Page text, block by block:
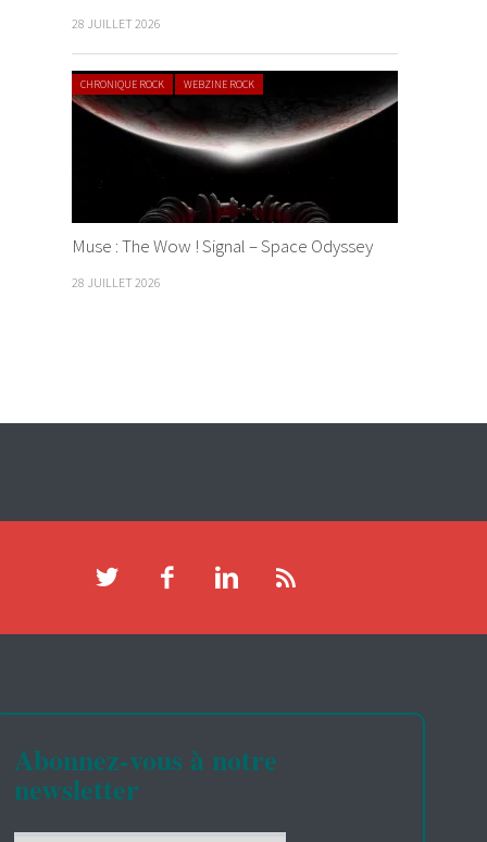
28 JUILLET 2026
CHRONIQUE ROCK WEBZINE ROCK
Muse : The Wow ! Signal – Space Odyssey
28 JUILLET 2026
Abonnez-vous à notre
newsletter